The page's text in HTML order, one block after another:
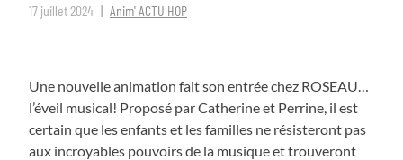
17 juillet 2024 Anim' ACTU HOP
Une nouvelle animation fait son entrée chez ROSEAU…
l’éveil musical! Proposé par Catherine et Perrine, il est
certain que les enfants et les familles ne résisteront pas
aux incroyables pouvoirs de la musique et trouveront